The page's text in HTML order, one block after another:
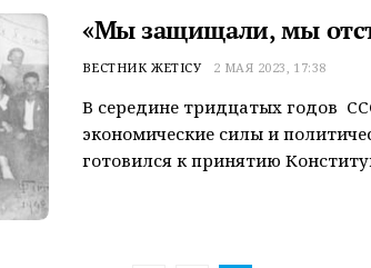
«Мы защищали, мы
ВЕСТНИК ЖЕТІСУ 2 МАЯ 2023, 17:38
В середине тридцатых годов
экономические силы и
готовился к принятию